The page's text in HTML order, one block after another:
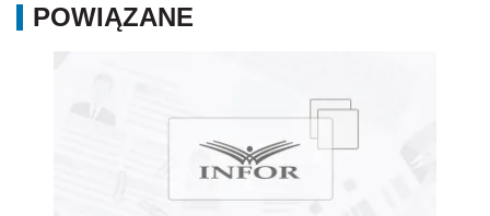
POWIĄZANE